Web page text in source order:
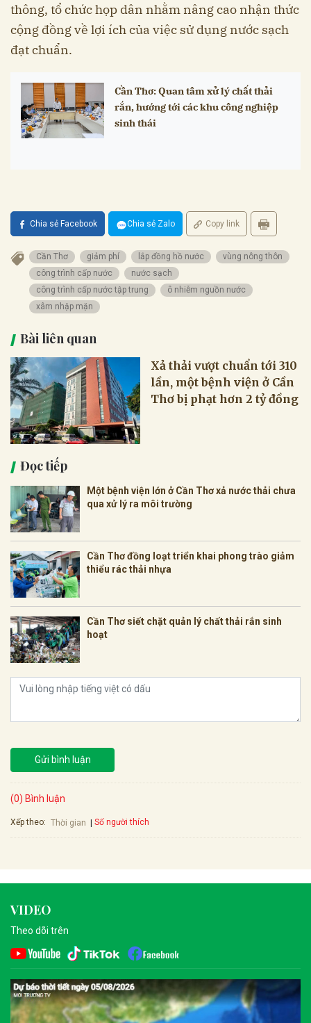
thông, tổ chức họp dân nhằm nâng cao nhận thức
cộng đồng về lợi ích của việc sử dụng nước sạch
đạt chuẩn.
Cần Thơ: Quan tâm xử lý chất thải
rắn, hướng tới các khu công nghiệp
sinh thái
Chia sẻ Facebook Chia sẻ Zalo Copy link
Cần Thơ giảm phí lắp đồng hồ nước
vùng nông thôn
công trình cấp nước
nước sạch
công trình cấp nước tập trung
ô nhiễm nguồn nước
xâm nhập mặn
Bài liên quan
Xả thải vượt chuẩn tới 310
lần, một bệnh viện ở Cần
Thơ bị phạt hơn 2 tỷ đồng
Đọc tiếp
Một bệnh viện lớn ở Cần Thơ xả nước thải chưa
qua xử lý ra môi trường
Cần Thơ đồng loạt triển khai phong trào giảm
thiểu rác thải nhựa
Cần Thơ siết chặt quản lý chất thải rắn sinh
hoạt
Gửi bình luận
(0) Bình luận
Xếp theo: Thời gian Số người thích
VIDEO
Theo dõi trên